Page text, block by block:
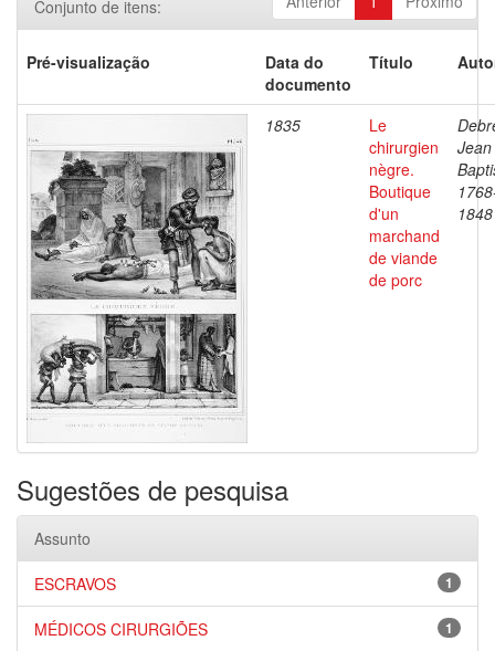
Conjunto de itens:
Pré-visualização
Data do
documento
Título
1835
Le
chirurgien
nègre.
Boutique
d'un
marchand
de viande
de porc
Jean
1848
Sugestões de pesquisa
Assunto
1
ESCRAVOS
1
MÉDICOS CIRURGIÕES